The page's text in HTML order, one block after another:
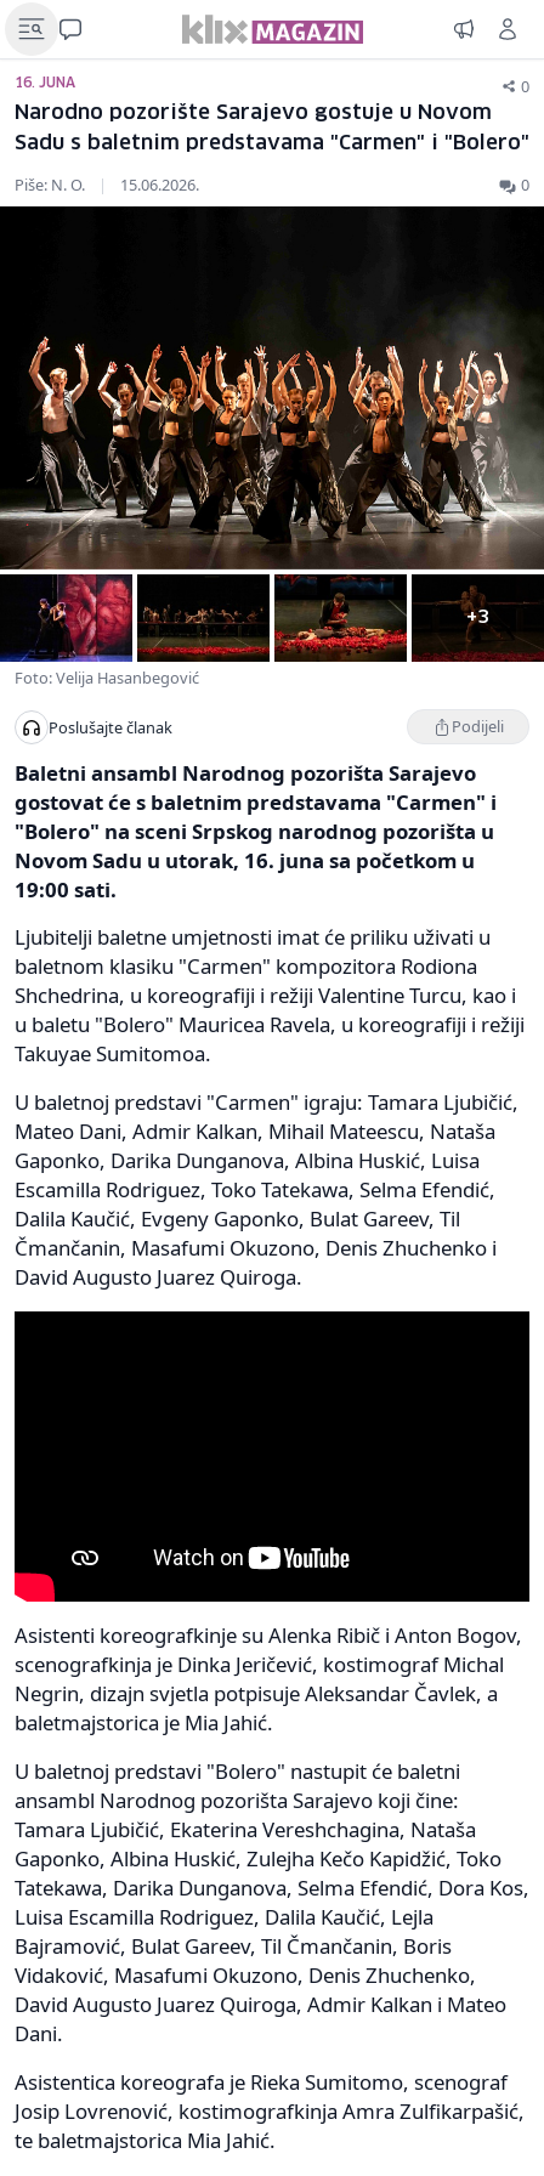
16. JUNA 0
Narodno pozorište Sarajevo gostuje u Novom
Sadu s baletnim predstavama "Carmen" i "Bolero"
Piše: N. O. | 15.06.2026. 0
+3
Foto: Velija Hasanbegović
Poslušajte članak Podijeli
Baletni ansambl Narodnog pozorišta Sarajevo
gostovat će s baletnim predstavama "Carmen" i
"Bolero" na sceni Srpskog narodnog pozorišta u
Novom Sadu u utorak, 16. juna sa početkom u
19:00 sati.
Ljubitelji baletne umjetnosti imat će priliku uživati u
baletnom klasiku "Carmen" kompozitora Rodiona
Shchedrina, u koreografiji i režiji Valentine Turcu, kao i
u baletu "Bolero" Mauricea Ravela, u koreografiji i režiji
Takuyae Sumitomoa.
U baletnoj predstavi "Carmen" igraju: Tamara Ljubičić,
Mateo Dani, Admir Kalkan, Mihail Mateescu, Nataša
Gaponko, Darika Dunganova, Albina Huskić, Luisa
Escamilla Rodriguez, Toko Tatekawa, Selma Efendić,
Dalila Kaučić, Evgeny Gaponko, Bulat Gareev, Til
Čmančanin, Masafumi Okuzono, Denis Zhuchenko i
David Augusto Juarez Quiroga.
Asistenti koreografkinje su Alenka Ribič i Anton Bogov,
scenografkinja je Dinka Jeričević, kostimograf Michal
Negrin, dizajn svjetla potpisuje Aleksandar Čavlek, a
baletmajstorica je Mia Jahić.
U baletnoj predstavi "Bolero" nastupit će baletni
ansambl Narodnog pozorišta Sarajevo koji čine:
Tamara Ljubičić, Ekaterina Vereshchagina, Nataša
Gaponko, Albina Huskić, Zulejha Kečo Kapidžić, Toko
Tatekawa, Darika Dunganova, Selma Efendić, Dora Kos,
Luisa Escamilla Rodriguez, Dalila Kaučić, Lejla
Bajramović, Bulat Gareev, Til Čmančanin, Boris
Vidaković, Masafumi Okuzono, Denis Zhuchenko,
David Augusto Juarez Quiroga, Admir Kalkan i Mateo
Dani.
Asistentica koreografa je Rieka Sumitomo, scenograf
Josip Lovrenović, kostimografkinja Amra Zulfikarpašić,
te baletmajstorica Mia Jahić.